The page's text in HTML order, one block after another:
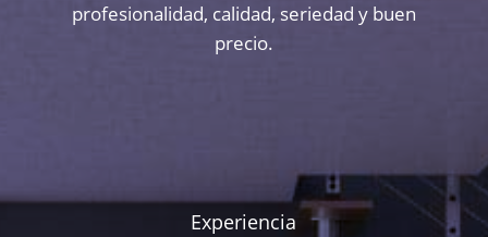
profesionalidad, calidad, seriedad y buen
precio.
Experiencia